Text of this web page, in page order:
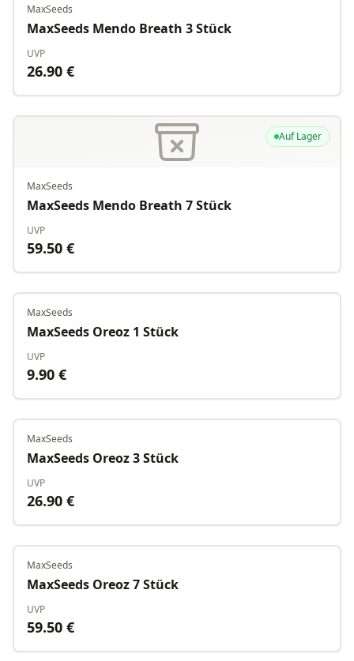
MaxSeeds
MaxSeeds Mendo Breath 3 Stück
UVP
26.90 €
Auf Lager
MaxSeeds
MaxSeeds Mendo Breath 7 Stück
UVP
59.50 €
MaxSeeds
MaxSeeds Oreoz 1 Stück
UVP
9.90 €
MaxSeeds
MaxSeeds Oreoz 3 Stück
UVP
26.90 €
MaxSeeds
MaxSeeds Oreoz 7 Stück
UVP
59.50 €